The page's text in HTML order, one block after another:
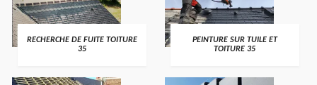
RECHERCHE DE FUITE TOITURE
35
PEINTURE SUR TUILE ET
TOITURE 35